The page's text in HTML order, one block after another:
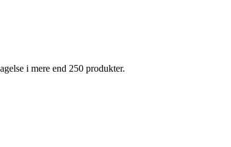
i mere end 250 produkter.